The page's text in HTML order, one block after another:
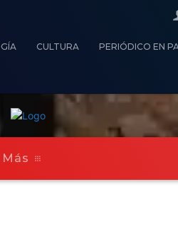
CULTURA PERIÓDICO EN
Más